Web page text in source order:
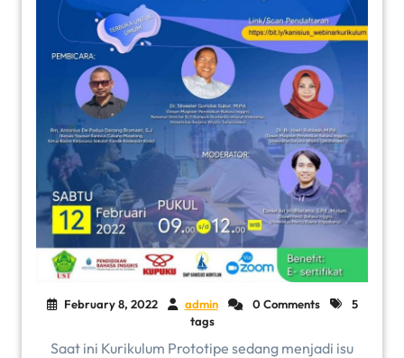
February 8, 2022 admin 0 Comments
5
tags
Saat ini Kurikulum Prototipe sedang menjadi isu